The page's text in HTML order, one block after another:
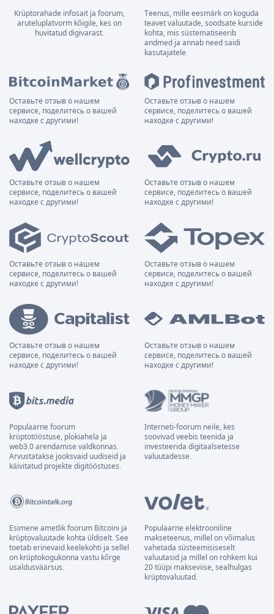
Krüptorahade infosait ja foorum,
aruteluplatvorm kõigile, kes on
huvitatud digivarast.
Teenus, mille eesmärk on koguda
teavet valuutade, soodsate kurside
kohta, mis süstematiseerib
andmed ja annab need saidi
kasutajatele.
Оставьте отзыв о нашем
сервисе, поделитесь о вашей
находке с другими!
Оставьте отзыв о нашем
сервисе, поделитесь о вашей
находке с другими!
Оставьте отзыв о нашем
сервисе, поделитесь о вашей
находке с другими!
Оставьте отзыв о нашем
сервисе, поделитесь о вашей
находке с другими!
Оставьте отзыв о нашем
сервисе, поделитесь о вашей
находке с другими!
Оставьте отзыв о нашем
сервисе, поделитесь о вашей
находке с другими!
Оставьте отзыв о нашем
сервисе, поделитесь о вашей
находке с другими!
Оставьте отзыв о нашем
сервисе, поделитесь о вашей
находке с другими!
Populaarne foorum
krüptotööstuse, plokiahela ja
web3.0 arendamise valdkonnas.
Arvustatakse jooksvaid uudiseid ja
käivitatud projekte digitööstuses.
Interneti-foorum neile, kes
soovivad veebis teenida ja
investeerida digitaalsetesse
valuutadesse.
Esimene ametlik foorum Bitcoini ja
krüptovaluutade kohta üldiselt. See
toetab erinevaid keelekohti ja sellel
on krüptokogukonna vastu kõrge
usaldusväärsus.
Populaarne elektrooniline
makseteenus, millel on võimalus
vahetada süsteemisiseselt
valuutasid ja millel on rohkem kui
20 tüüpi makseviise, sealhulgas
krüptovaluutad.